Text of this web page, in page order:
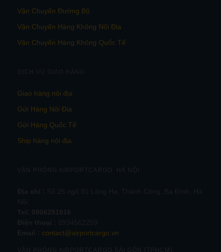
Vận Chuyển Đường Bộ
Vận Chuyển Hàng Không Nội Địa
Vận Chuyển Hàng Không Quốc Tế
DỊCH VỤ GIAO HÀNG
Giao hàng nội địa
Gửi Hàng Nội Địa
Gửi Hàng Quốc Tế
Ship hàng nội địa
VĂN PHÒNG AIRPORTCARGO HÀ NỘI
contact@airportcargo.vn
VĂN PHÒNG AIRPORTCARGO SÀI GÒN (TPHCM)